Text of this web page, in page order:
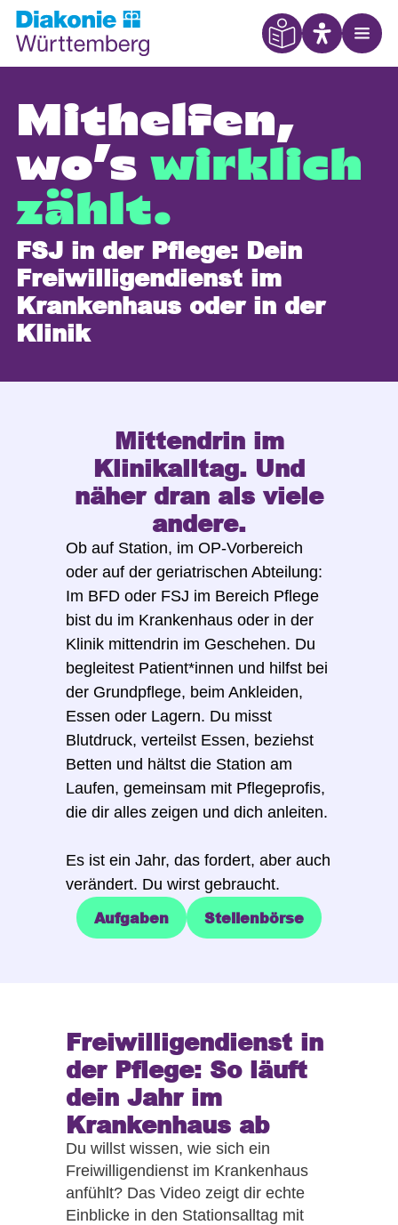
Eye Able
Mithelfen,
wo’swirklich
zählt.
FSJ in der Pflege: Dein
Freiwilligendienst im
Krankenhaus oder in der
Klinik
Mittendrin im
Klinikalltag. Und
näher dran als viele
andere.
Ob auf Station, im OP-Vorbereich
oder auf der geriatrischen Abteilung:
Im BFD oder FSJ im Bereich Pflege
bist du im Krankenhaus oder in der
Klinik mittendrin im Geschehen. Du
begleitest Patient*innen und hilfst bei
der Grundpflege, beim Ankleiden,
Essen oder Lagern. Du misst
Blutdruck, verteilst Essen, beziehst
Betten und hältst die Station am
Laufen, gemeinsam mit Pflegeprofis,
die dir alles zeigen und dich anleiten.
Es ist ein Jahr, das fordert, aber auch
verändert. Du wirst gebraucht.
Aufgaben Stellenbörse
Freiwilligendienst in
der Pflege: So läuft
dein Jahr im
Krankenhaus ab
Du willst wissen, wie sich ein
Freiwilligendienst im Krankenhaus
anfühlt? Das Video zeigt dir echte
Einblicke in den Stationsalltag mit